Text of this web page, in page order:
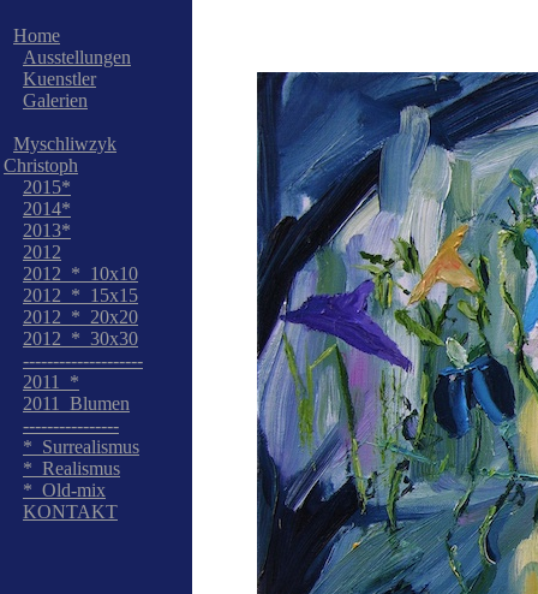
Home
Ausstellungen
Kuenstler
Galerien
Myschliwzyk
Christoph
2015*
2014*
2013*
2012
2012_*_10x10
2012_*_15x15
2012_*_20x20
2012_*_30x30
--------------------
2011_*
2011_Blumen
----------------
*_Surrealismus
*_Realismus
*_Old-mix
KONTAKT